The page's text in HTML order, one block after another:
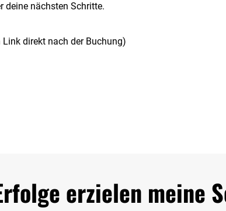
deine nächsten Schritte.
direkt nach der Buchung)
erzielen meine